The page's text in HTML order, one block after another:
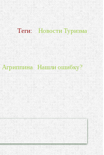
Теги: Новости Туризма
Агриппина Нашли ошибку?